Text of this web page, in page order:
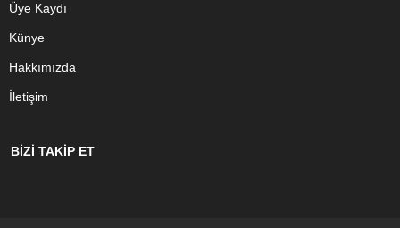
Üye Kaydı
Künye
Hakkımızda
İletişim
BİZİ TAKİP ET